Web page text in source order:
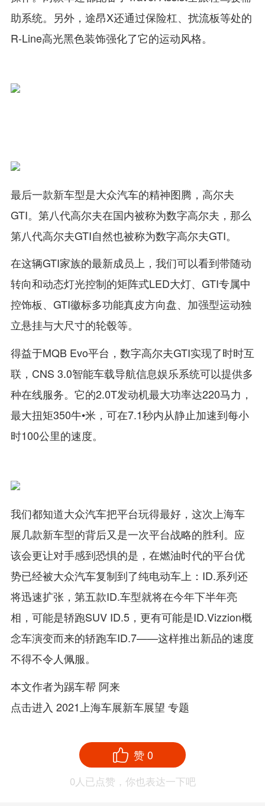
助系统。另外，途昂X还通过保险杠、扰流板等处的
R-Line高光黑色装饰强化了它的运动风格。
最后一款新车型是大众汽车的精神图腾，高尔夫
GTI。第八代高尔夫在国内被称为数字高尔夫，那么
第八代高尔夫GTI自然也被称为数字高尔夫GTI。
在这辆GTI家族的最新成员上，我们可以看到带随动
转向和动态灯光控制的矩阵式LED大灯、GTI专属中
控饰板、GTI徽标多功能真皮方向盘、加强型运动独
立悬挂与大尺寸的轮毂等。
得益于MQB Evo平台，数字高尔夫GTI实现了时时互
联，CNS 3.0智能车载导航信息娱乐系统可以提供多
种在线服务。它的2.0T发动机最大功率达220马力，
最大扭矩350牛•米，可在7.1秒内从静止加速到每小
时100公里的速度。
我们都知道大众汽车把平台玩得最好，这次上海车
展几款新车型的背后又是一次平台战略的胜利。应
该会更让对手感到恐惧的是，在燃油时代的平台优
势已经被大众汽车复制到了纯电动车上：ID.系列还
将迅速扩张，第五款ID.车型就将在今年下半年亮
相，可能是轿跑SUV ID.5，更有可能是ID.Vizzion概
念车演变而来的轿跑车ID.7——这样推出新品的速度
不得不令人佩服。
本文作者为踢车帮 阿来
点击进入 2021上海车展新车展望 专题
赞0
0人已点赞，你也表达一下吧